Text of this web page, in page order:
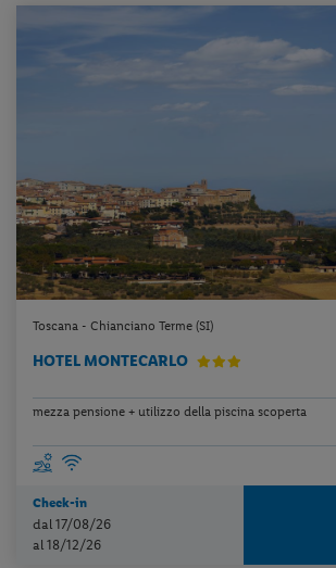
Toscana - Chianciano Terme (SI)
HOTEL MONTECARLO
mezza pensione + utilizzo della piscina scoperta
Check-in
dal 17/08/26
al 18/12/26